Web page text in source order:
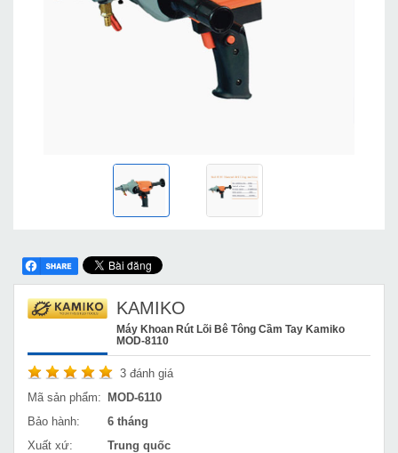
KAMIKO
Máy Khoan Rút Lõi Bê Tông Cầm Tay Kamiko
MOD-8110
3 đánh giá
Mã sản phẩm:
MOD-6110
Bảo hành:
6 tháng
Xuất xứ:
Trung quốc